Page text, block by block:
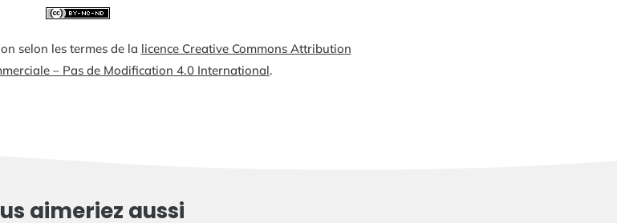
selon les termes de la licence Creative Commons Attribution
– Pas de Modification 4.0 International.
aimeriez aussi